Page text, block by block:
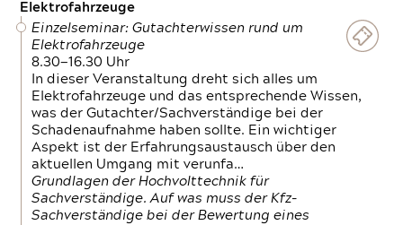
Elektrofahrzeuge
Einzelseminar: Gutachterwissen rund um
Elektrofahrzeuge
8.30—16.30 Uhr
In dieser Veranstaltung dreht sich alles um
Elektrofahrzeuge und das entsprechende Wissen,
was der Gutachter/Sachverständige bei der
Schadenaufnahme haben sollte. Ein wichtiger
Aspekt ist der Erfahrungsaustausch über den
aktuellen Umgang mit verunfa…
Grundlagen der Hochvolttechnik für
Sachverständige. Auf was muss der Kfz-
Sachverständige bei der Bewertung eines